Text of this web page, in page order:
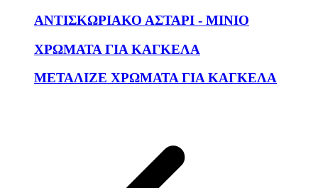
ΑΝΤΙΣΚΩΡΙΑΚΟ ΑΣΤΑΡΙ - ΜΙΝΙΟ
ΧΡΩΜΑΤΑ ΓΙΑ ΚΑΓΚΕΛΑ
ΜΕΤΑΛΙΖΕ ΧΡΩΜΑΤΑ ΓΙΑ ΚΑΓΚΕΛΑ